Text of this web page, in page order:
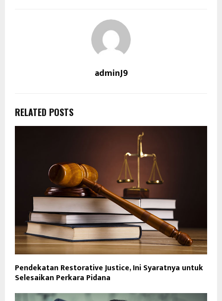
adminJ9
RELATED POSTS
Pendekatan Restorative Justice, Ini Syaratnya untuk
Selesaikan Perkara Pidana